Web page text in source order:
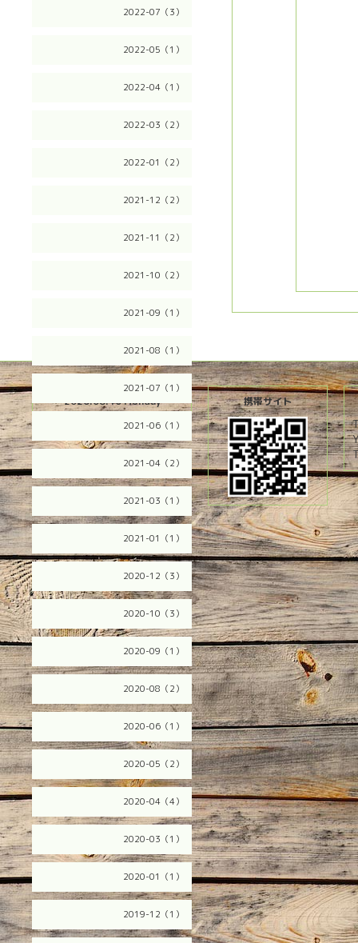
2022-07（3）
2022-05（1）
2022-04（1）
2022-03（2）
2022-01（2）
2021-12（2）
2021-11（2）
2021-10（2）
2021-09（1）
2021-08（1）
2021-07（1）
2021-06（1）
2021-04（2）
2021-03（1）
2021-01（1）
2020-12（3）
2020-10（3）
2020-09（1）
2020-08（2）
2020-06（1）
2020-05（2）
2020-04（4）
2020-03（1）
2020-01（1）
2019-12（1）
2026.08.10 Monday 携帯サイト